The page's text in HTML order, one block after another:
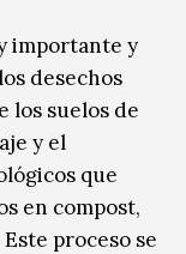
importante y
desechos
los suelos de
y el
que
en compost,
proceso se